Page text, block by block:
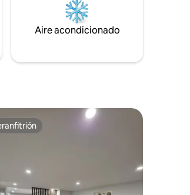
Aire acondicionado